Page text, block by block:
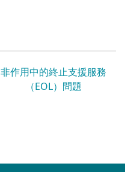
非作用中的終止支援服務
（EOL）問題